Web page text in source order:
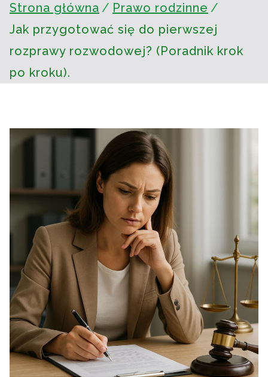
Strona główna
Prawo rodzinne
Jak przygotować się do pierwszej
rozprawy rozwodowej? (Poradnik krok
po kroku).